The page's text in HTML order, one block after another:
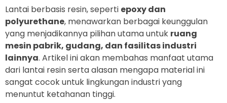
Lantai berbasis resin, seperti epoxy dan
polyurethane, menawarkan berbagai keunggulan
yang menjadikannya pilihan utama untuk ruang
mesin pabrik, gudang, dan fasilitas industri
lainnya. Artikel ini akan membahas manfaat utama
dari lantai resin serta alasan mengapa material ini
sangat cocok untuk lingkungan industri yang
menuntut ketahanan tinggi.